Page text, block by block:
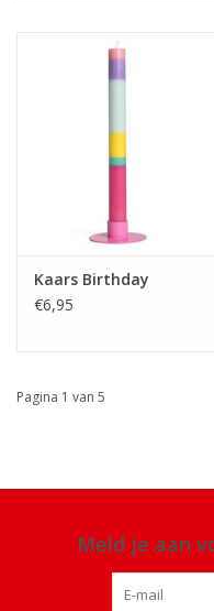
Kaars Birthday
€6,95
Pagina 1 van 5
Meld je aan